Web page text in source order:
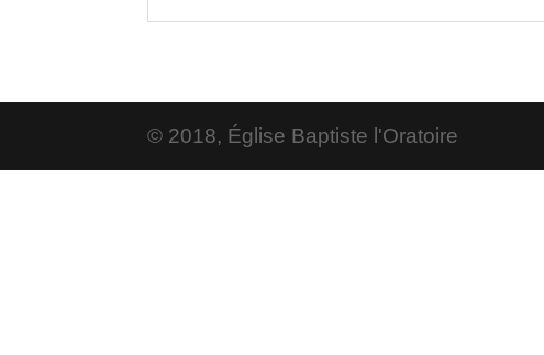
© 2018, Église Baptiste l'Oratoire